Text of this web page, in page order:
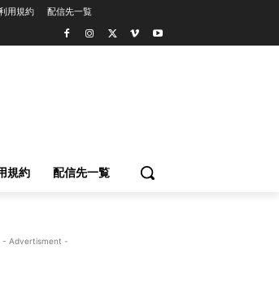
用規約 配信先一覧
規約 配信先一覧
- Advertisment -